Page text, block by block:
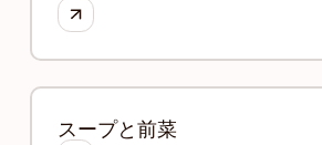
スープと前菜